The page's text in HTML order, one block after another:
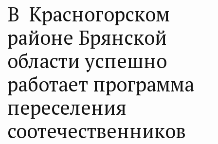
В Красногорском
районе Брянской
области успешно
работает программа
переселения
соотечественников